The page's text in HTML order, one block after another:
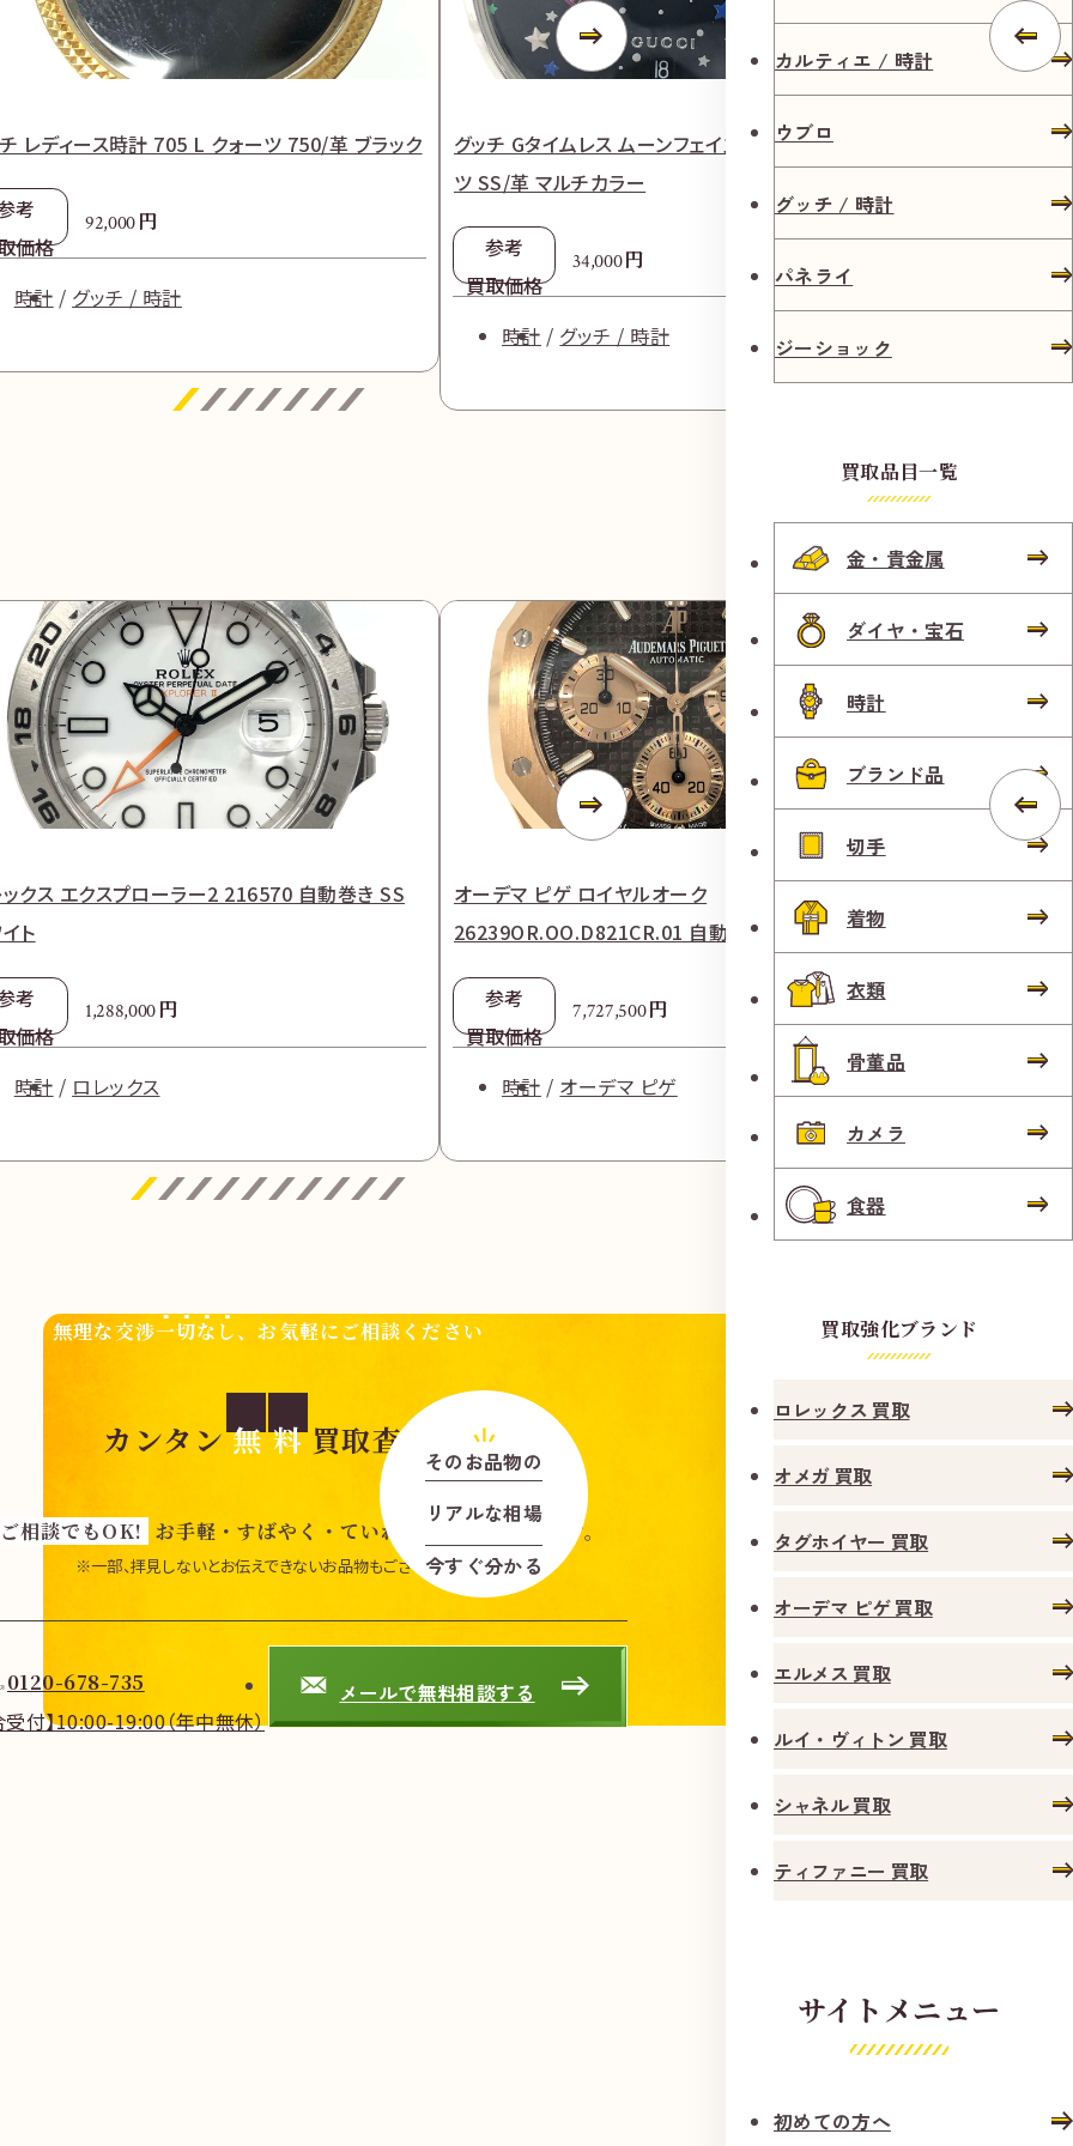
レディース時計 705 L クォーツ 750/革 ブラック
考
価格
92,000円
時計 グッチ / 時計
グッチ Gタイムレス ムーンフェイズ YA1264045 クォー
ツ SS/革 マルチカラー
参考
買取価格
34,000円
時計 グッチ / 時計
グッチ 腕時
買取価格
クス エクスプローラー2 216570 自動巻き SS
ト
考
価格
1,288,000円
時計 ロレックス
オーデマ ピゲ ロイヤルオーク
26239OR.OO.D821CR.01 自動巻き 750/革 ブラウン
参考
買取価格
7,727,500円
時計 オーデマ ピゲ
無理な交渉一切なし、お気軽にご相談ください
そのお品物の
リアルな相場
今すぐ分かる
カンタン 無 料 買取査定
相談でもOK! お手軽・すばやく・ていねいに査定いたします。
※一部、拝見しないとお伝えできないお品物もございます。
0120-678-735
受付】10:00-19:00（年中無休）
メールで無料相談する
カルティエ / 時計
ウブロ
グッチ / 時計
パネライ
ジーショック
買取品目一覧
金・貴金属
ダイヤ・宝石
時計
ブランド品
切手
着物
衣類
骨董品
カメラ
食器
買取強化ブランド
ロレックス 買取
オメガ 買取
タグホイヤー 買取
オーデマ ピゲ 買取
エルメス 買取
ルイ・ヴィトン 買取
シャネル 買取
ティファニー 買取
サイトメニュー
初めての方へ